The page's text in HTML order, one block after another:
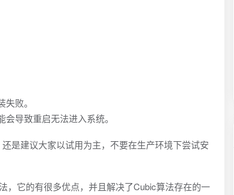
败。
导致重启无法进入系统。
是建议大家以试用为主，不要在生产环境下尝试安
，它的有很多优点，并且解决了Cubic算法存在的一